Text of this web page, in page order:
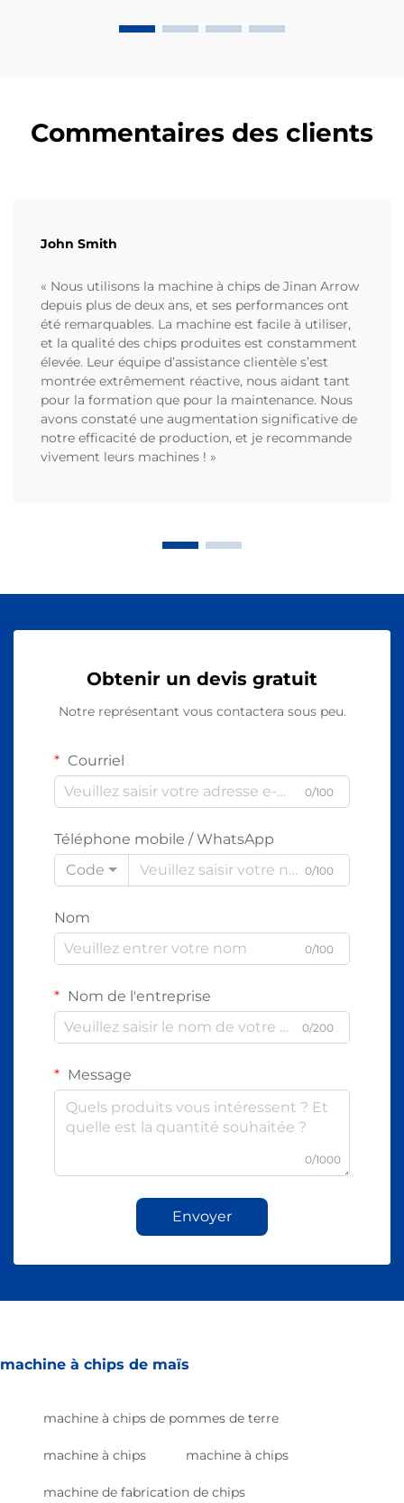
Commentaires des clients
John Smith
« Nous utilisons la machine à chips de Jinan Arrow
depuis plus de deux ans, et ses performances ont
été remarquables. La machine est facile à utiliser,
et la qualité des chips produites est constamment
élevée. Leur équipe d’assistance clientèle s’est
montrée extrêmement réactive, nous aidant tant
pour la formation que pour la maintenance. Nous
avons constaté une augmentation significative de
notre efficacité de production, et je recommande
vivement leurs machines ! »
Obtenir un devis gratuit
Notre représentant vous contactera sous peu.
Courriel
0/100
Téléphone mobile / WhatsApp
Code
0/100
Nom
0/100
Nom de l'entreprise
0/200
Message
0/1000
Envoyer
machine à chips de maïs
machine à chips de pommes de terre
machine à chips machine à chips
machine de fabrication de chips